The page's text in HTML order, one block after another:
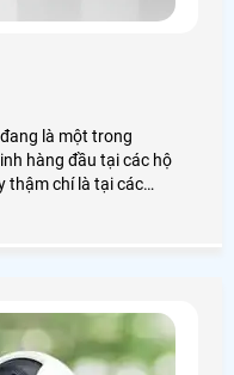
là một trong
hàng đầu tại các hộ
thậm chí là tại các